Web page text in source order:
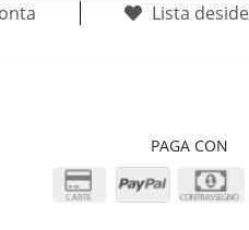
Lista
PAGA CON